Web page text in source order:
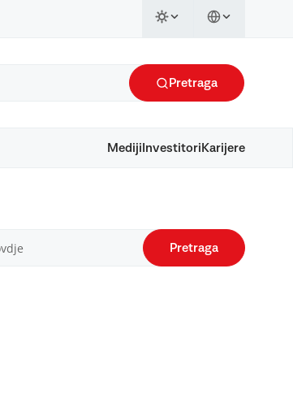
Pretraga
Mediji Investitori Karijere
Pretraga